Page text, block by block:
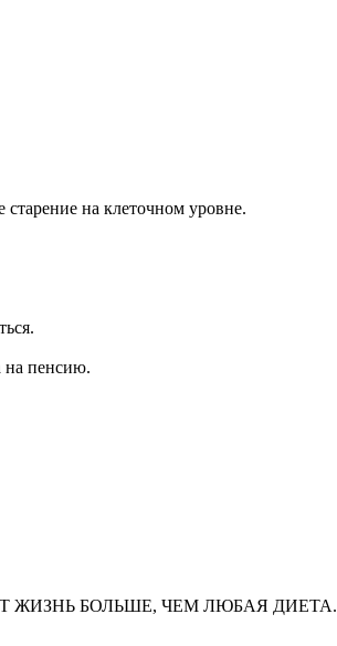
на клеточном уровне.
на пенсию.
ЖИЗНЬ БОЛЬШЕ, ЧЕМ ЛЮБАЯ ДИЕТА.